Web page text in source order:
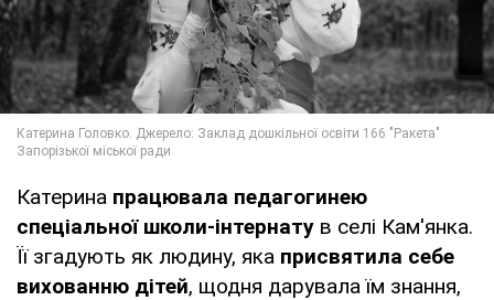
Катерина працювала педагогинею
спеціальної школи-інтернату в селі Кам'янка.
Її згадують як людину, яка присвятила себе
вихованню дітей, щодня дарувала їм знання,